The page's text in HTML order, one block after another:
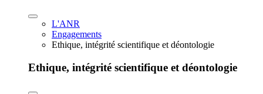
L'ANR
Engagements
Ethique, intégrité scientifique et déontologie
Ethique, intégrité scientifique et déontologie